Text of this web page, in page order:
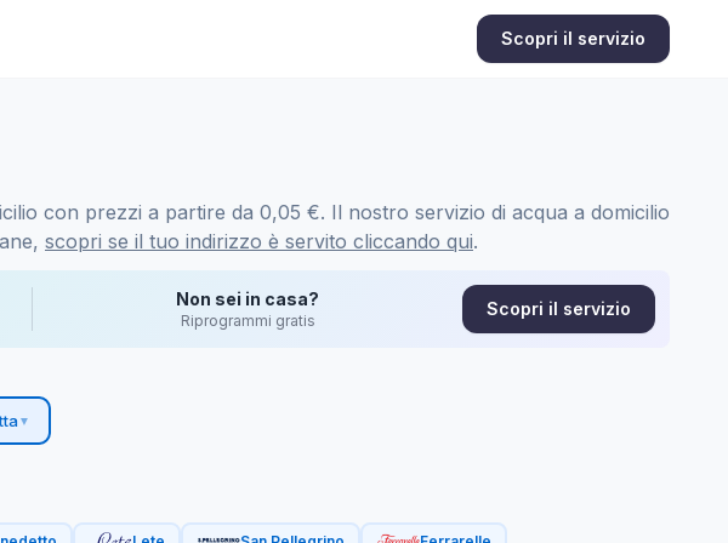
Scopri il servizio
con prezzi a partire da 0,05 €. Il nostro servizio di acqua a domicilio
scopri se il tuo indirizzo è servito cliccando qui.
Non sei in casa?
Riprogrammi gratis
Scopri il servizio
▼